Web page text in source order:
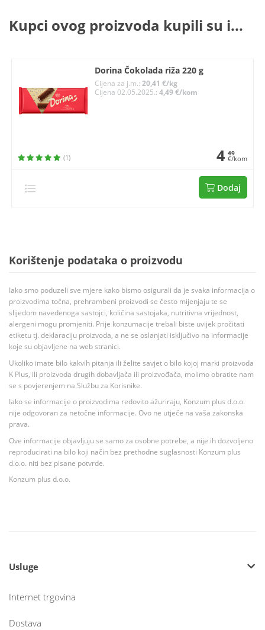
Kupci ovog proizvoda kupili su i...
Dorina Čokolada riža 220 g
Cijena za j.m.:20,41 €/kg
Cijena 02.05.2025.:4,49 €/kom
(1) 4 49
€/kom
Dodaj
Korištenje podataka o proizvodu
Iako smo poduzeli sve mjere kako bismo osigurali da je svaka informacija o
proizvodima točna, prehrambeni proizvodi se često mijenjaju te se
slijedom navedenoga sastojci, količina sastojaka, nutritivna vrijednost,
alergeni mogu promjeniti. Prije konzumacije trebali biste uvijek pročitati
etiketu tj. deklaraciju proizvoda, a ne se oslanjati isključivo na informacije
koje su objavljene na web stranici.
Ukoliko imate bilo kakvih pitanja ili želite savjet o bilo kojoj marki proizvoda
K Plus, ili proizvoda drugih dobavljača ili proizvođača, molimo obratite nam
se s povjerenjem na Službu za Korisnike.
Iako se informacije o proizvodima redovito ažuriraju, Konzum plus d.o.o.
nije odgovoran za netočne informacije. Ovo ne utječe na vaša zakonska
prava.
Ove informacije objavljuju se samo za osobne potrebe, a nije ih dozvoljeno
reproducirati na bilo koji način bez prethodne suglasnosti Konzum plus
d.o.o. niti bez pisane potvrde.
Konzum plus d.o.o.
Usluge
Internet trgovina
Dostava